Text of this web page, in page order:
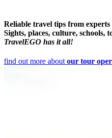
Reliable travel tips from
Sights, places, culture, schools,
TravelEGO has it all!
find out more about our tour